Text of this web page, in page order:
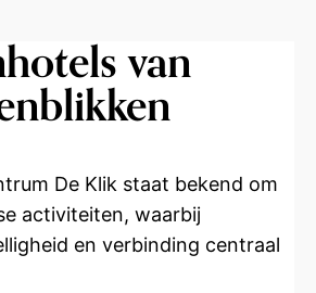
van
De Klik staat bekend om
activiteiten, waarbij
en verbinding centraal